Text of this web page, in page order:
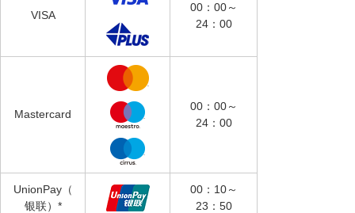
VISA
00：00～
24：00
Mastercard
00：00～
24：00
UnionPay（
银联）*
00：10～
23：50